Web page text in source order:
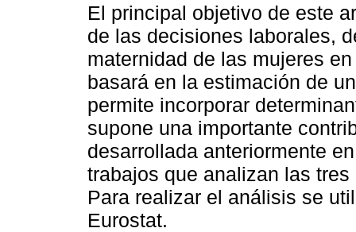
El principal objetivo de este
de las decisiones laborales,
maternidad de las mujeres
basará en la estimación de
permite incorporar
supone una importante
desarrollada anteriormente
trabajos que analizan las
Para realizar el análisis se
Eurostat.